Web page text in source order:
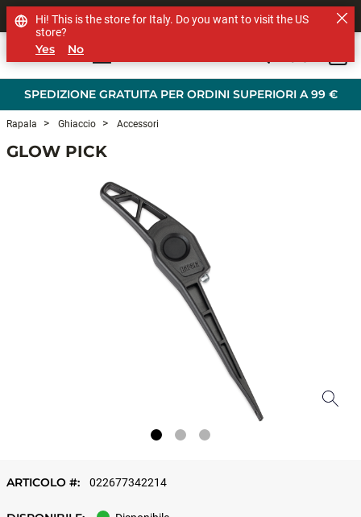
SPEDIZIONE GRATUITA PER ORDINI SUPERIORI A 99 €
SHOP OTHER BRANDS
Rapala Ghiaccio Accessori
GLOW PICK
ARTICOLO #: 022677342214
Hi! This is the store for Italy. Do you want to visit the US
store?
Yes No